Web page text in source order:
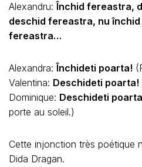
Alexandru: Închid fereastra,
deschid fereastra, nu
fereastra…
Alexandra: Închideti poarta!
Valentina: Deschideti poarta!
Dominique: Deschideti
porte au soleil.)
Cette injonction très poétique
Dida Dragan.